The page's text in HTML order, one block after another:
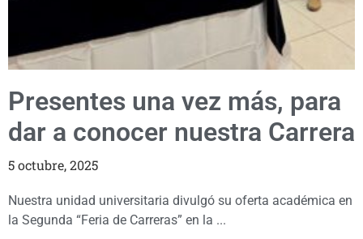
Presentes una vez más, para
dar a conocer nuestra Carrera
5 octubre, 2025
Nuestra unidad universitaria divulgó su oferta académica en
la Segunda “Feria de Carreras” en la ...